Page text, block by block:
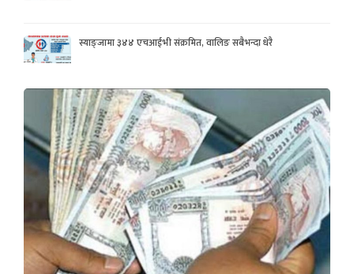
स्याङ्जामा ३४४ एचआईभी संक्रमित, वालिङ सबैभन्दा धेरै